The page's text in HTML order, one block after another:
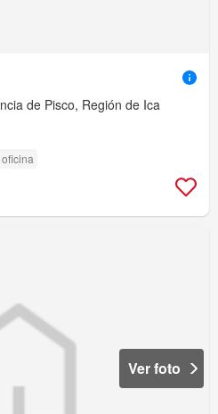
de Pisco, Región de Ica
Ver foto